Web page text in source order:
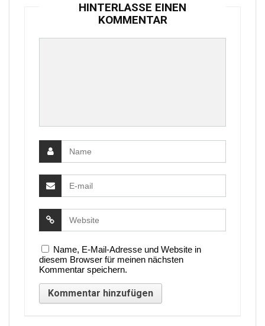
HINTERLASSE EINEN
KOMMENTAR
Name, E-Mail-Adresse und Website in
diesem Browser für meinen nächsten
Kommentar speichern.